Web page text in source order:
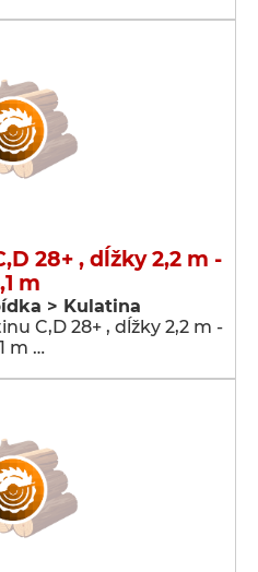
28+ , dĺžky 2,2 m -
m
> Kulatina
C,D 28+ , dĺžky 2,2 m -
m …